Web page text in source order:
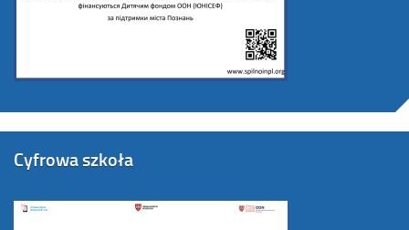
Cyfrowa szkoła